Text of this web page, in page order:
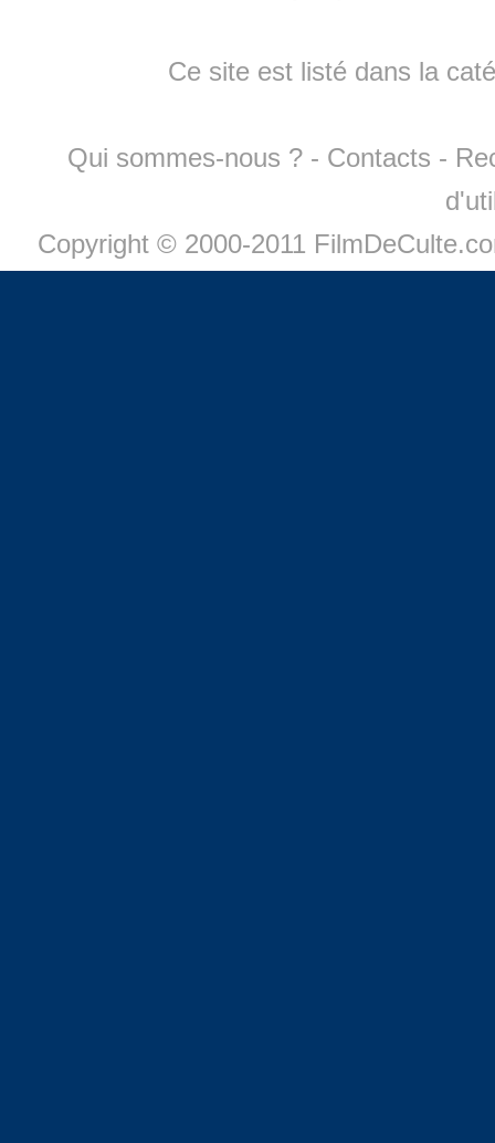
Ce site est listé dans la
Qui sommes-nous ? - Contacts -
Copyright © 2000-2011